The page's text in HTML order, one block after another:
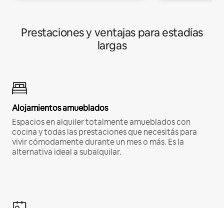
Prestaciones y ventajas para estadías
largas
Alojamientos amueblados
Espacios en alquiler totalmente amueblados con
cocina y todas las prestaciones que necesitás para
vivir cómodamente durante un mes o más. Es la
alternativa ideal a subalquilar.